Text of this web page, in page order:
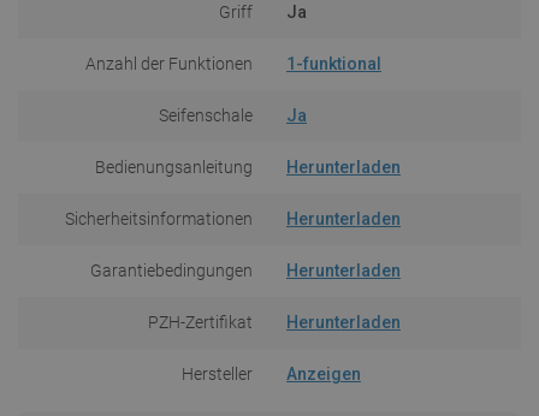
Griff Ja
Anzahl der Funktionen 1-funktional
Seifenschale Ja
Bedienungsanleitung Herunterladen
Sicherheitsinformationen Herunterladen
Garantiebedingungen Herunterladen
PZH-Zertifikat Herunterladen
Hersteller Anzeigen